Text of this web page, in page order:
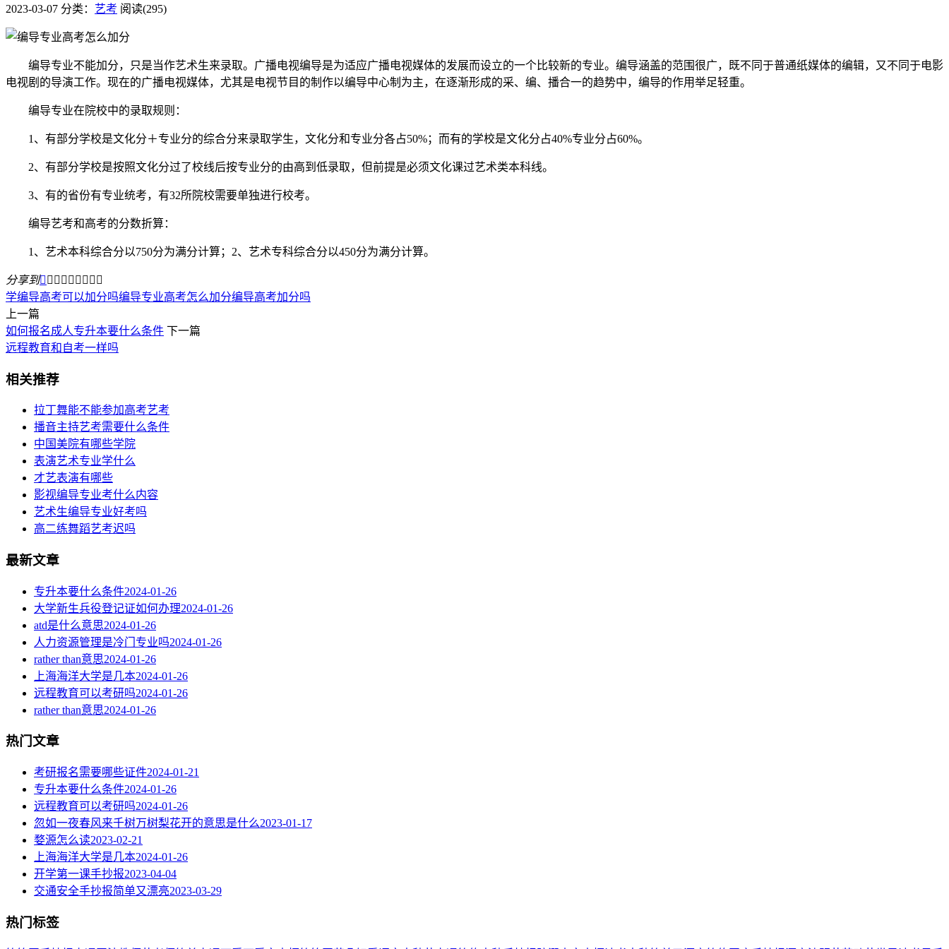
2023-03-07 分类： 艺考 阅读(295)
编导专业不能加分，只是当作艺术生来录取。广播电视编导是为适应广播电视媒体的发展而设立的一个比较新的专业。编导涵盖的范围很广，既不同于普通纸媒体的编辑，又不同于电影
电视剧的导演工作。现在的广播电视媒体，尤其是电视节目的制作以编导中心制为主，在逐渐形成的采、编、播合一的趋势中，编导的作用举足轻重。
编导专业在院校中的录取规则：
1、有部分学校是文化分＋专业分的综合分来录取学生，文化分和专业分各占50%；而有的学校是文化分占40%专业分占60%。
2、有部分学校是按照文化分过了校线后按专业分的由高到低录取，但前提是必须文化课过艺术类本科线。
3、有的省份有专业统考，有32所院校需要单独进行校考。
编导艺考和高考的分数折算：
1、艺术本科综合分以750分为满分计算；2、艺术专科综合分以450分为满分计算。
分享到        
学编导高考可以加分吗编导专业高考怎么加分编导高考加分吗
上一篇
如何报名成人专升本要什么条件 下一篇
远程教育和自考一样吗
相关推荐
拉丁舞能不能参加高考艺考
播音主持艺考需要什么条件
中国美院有哪些学院
表演艺术专业学什么
才艺表演有哪些
影视编导专业考什么内容
艺术生编导专业好考吗
高二练舞蹈艺考迟吗
最新文章
专升本要什么条件2024-01-26
大学新生兵役登记证如何办理2024-01-26
atd是什么意思2024-01-26
人力资源管理是冷门专业吗2024-01-26
rather than意思2024-01-26
上海海洋大学是几本2024-01-26
远程教育可以考研吗2024-01-26
rather than意思2024-01-26
热门文章
考研报名需要哪些证件2024-01-21
专升本要什么条件2024-01-26
远程教育可以考研吗2024-01-26
忽如一夜春风来千树万树梨花开的意思是什么2023-01-17
婺源怎么读2023-02-21
上海海洋大学是几本2024-01-26
开学第一课手抄报2023-04-04
交通安全手抄报简单又漂亮2023-03-29
热门标签